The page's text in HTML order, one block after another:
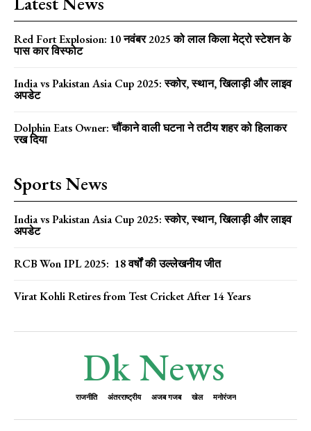
Red Fort Explosion: 10 नवंबर 2025 को लाल किला मेट्रो स्टेशन के
पास कार विस्फोट
India vs Pakistan Asia Cup 2025: स्कोर, स्थान, खिलाड़ी और लाइव
अपडेट
Dolphin Eats Owner: चौंकाने वाली घटना ने तटीय शहर को हिलाकर
रख दिया
Sports News
India vs Pakistan Asia Cup 2025: स्कोर, स्थान, खिलाड़ी और लाइव
अपडेट
RCB Won IPL 2025: 18 वर्षों की उल्लेखनीय जीत
Virat Kohli Retires from Test Cricket After 14 Years
Dk News
राजनीति अंतरराष्ट्रीय अजब गजब खेल मनोरंजन